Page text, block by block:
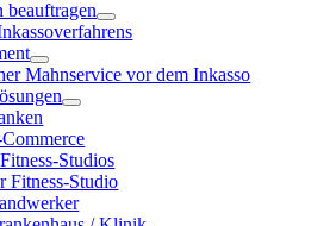
beauftragen
Mahnservice vor dem Inkasso
Studios
Fitness-Studio